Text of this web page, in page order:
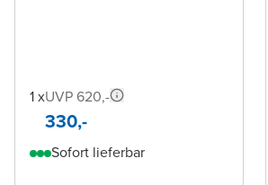
1 xUVP 620,-
330,-
Sofort lieferbar